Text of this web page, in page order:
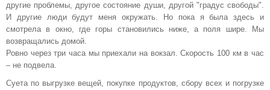
другие проблемы, другое состояние души, другой "градус свободы".
И другие люди будут меня окружать. Но пока я была здесь и
смотрела в окно, где горы становились ниже, а поля шире. Мы
возвращались домой.
Ровно через три часа мы приехали на вокзал. Скорость 100 км в час
– не подвела.
Суета по выгрузке вещей, покупке продуктов, сбору всех и погрузке